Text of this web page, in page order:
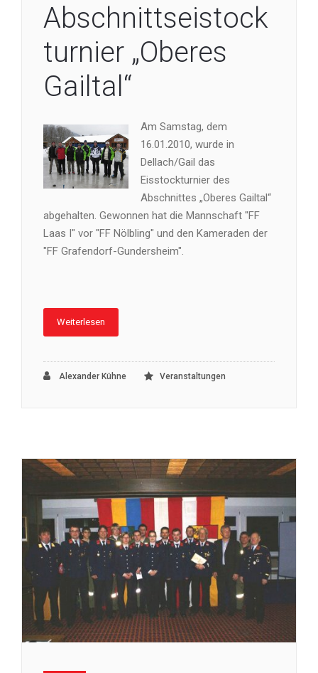
Abschnittseistock
turnier „Oberes
Gailtal“
Am Samstag, dem
16.01.2010, wurde in
Dellach/Gail das
Eisstockturnier des
Abschnittes „Oberes Gailtal“
abgehalten. Gewonnen hat die Mannschaft "FF
Laas I" vor "FF Nölbling" und den Kameraden der
"FF Grafendorf-Gundersheim".
Weiterlesen
Alexander Kühne Veranstaltungen